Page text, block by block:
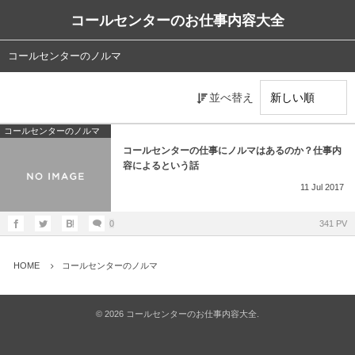
コールセンターのお仕事内容大全
コールセンターのノルマ
並べ替え
コールセンターのノルマ
コールセンターの仕事にノルマはあるのか？仕事内
容によるという話
11 Jul 2017
0 341 PV
HOME コールセンターのノルマ
© 2026 コールセンターのお仕事内容大全